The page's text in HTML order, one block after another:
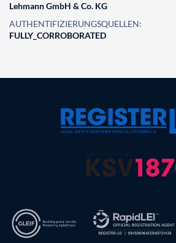
Lehmann GmbH & Co. KG
AUTHENTIFIZIERUNGSQUELLEN:
FULLY_CORROBORATED